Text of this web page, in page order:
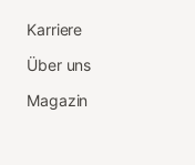
Karriere
Über uns
Magazin